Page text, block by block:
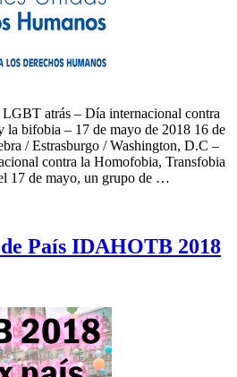
atrás – Día internacional contra
la bifobia – 17 de mayo de 2018 16 de
/ Estrasburgo / Washington, D.C –
contra la Homofobia, Transfobia
17 de mayo, un grupo de …
País IDAHOTB 2018